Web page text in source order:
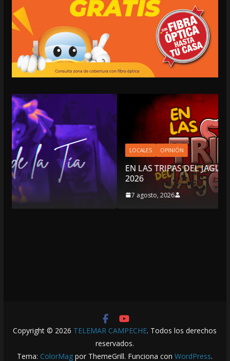
LOCALES OPINIÓN
EN LAS TRIPAS DEL JAGUAR: 07 DE AGOSTO DE
2026
7 agosto, 2026
Copyright © 2026 TELEMAR CAMPECHE. Todos los derechos
reservados.
Tema: ColorMag por ThemeGrill. Funciona conWordPress.